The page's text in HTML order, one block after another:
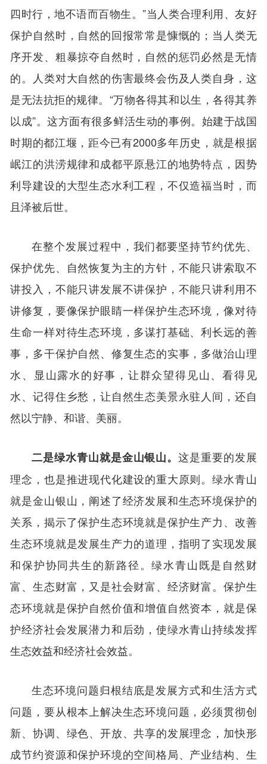
四时行，地不语而百物生。”当人类合理利用、友好
保护自然时，自然的回报常常是慷慨的；当人类无
序开发、粗暴掠夺自然时，自然的惩罚必然是无情
的。人类对大自然的伤害最终会伤及人类自身，这
是无法抗拒的规律。“万物各得其和以生，各得其养
以成”。这方面有很多鲜活生动的事例。始建于战国
时期的都江堰，距今已有2000多年历史，就是根据
岷江的洪涝规律和成都平原悬江的地势特点，因势
利导建设的大型生态水利工程，不仅造福当时，而
且泽被后世。
在整个发展过程中，我们都要坚持节约优先、
保护优先、自然恢复为主的方针，不能只讲索取不
讲投入，不能只讲发展不讲保护，不能只讲利用不
讲修复，要像保护眼睛一样保护生态环境，像对待
生命一样对待生态环境，多谋打基础、利长远的善
事，多干保护自然、修复生态的实事，多做治山理
水、显山露水的好事，让群众望得见山、看得见
水、记得住乡愁，让自然生态美景永驻人间，还自
然以宁静、和谐、美丽。
二是绿水青山就是金山银山。这是重要的发展
理念，也是推进现代化建设的重大原则。绿水青山
就是金山银山，阐述了经济发展和生态环境保护的
关系，揭示了保护生态环境就是保护生产力、改善
生态环境就是发展生产力的道理，指明了实现发展
和保护协同共生的新路径。绿水青山既是自然财
富、生态财富，又是社会财富、经济财富。保护生
态环境就是保护自然价值和增值自然资本，就是保
护经济社会发展潜力和后劲，使绿水青山持续发挥
生态效益和经济社会效益。
生态环境问题归根结底是发展方式和生活方式
问题，要从根本上解决生态环境问题，必须贯彻创
新、协调、绿色、开放、共享的发展理念，加快形
成节约资源和保护环境的空间格局、产业结构、生